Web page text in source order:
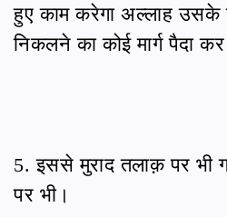
हुए काम करेगा अल्लाह उसके
निकलने का कोई मार्ग पैदा कर
5. इससे मुराद तलाक़ पर भी
पर भी।